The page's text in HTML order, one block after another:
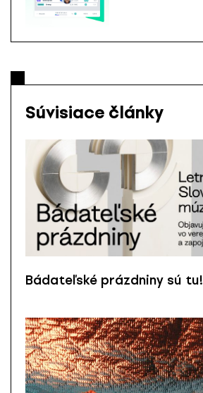
Súvisiace články
Bádateľské prázdniny sú tu!